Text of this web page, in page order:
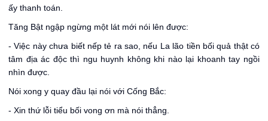
ấy thanh toán.
Tăng Bật ngập ngừng một lát mới nói lên được:
- Việc này chưa biết nếp tẻ ra sao, nếu La lão tiền bối quả thật có
tâm địa ác độc thì ngu huynh không khi nào lại khoanh tay ngồi
nhìn được.
Nói xong y quay đầu lại nói với Cống Bắc:
- Xin thứ lỗi tiểu bối vong ơn mà nói thẳng.